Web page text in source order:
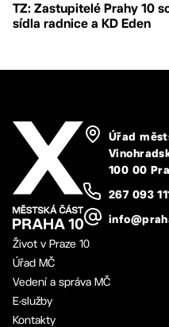
TZ: Zastupitelé Prahy 10
sídla radnice a KD Eden
Úřad
100 00
267 093
Život v Praze 10
Úřad MČ
Vedení a správa MČ
E-služby
Kontakty